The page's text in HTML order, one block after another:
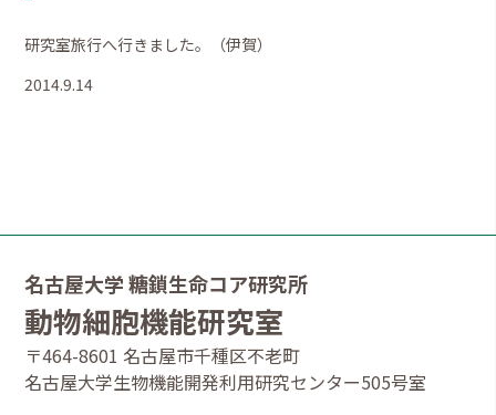
研究室旅行へ行きました。（伊賀）
2014.9.14
名古屋大学 糖鎖生命コア研究所
動物細胞機能研究室
〒464-8601 名古屋市千種区不老町
名古屋大学生物機能開発利用研究センター505号室